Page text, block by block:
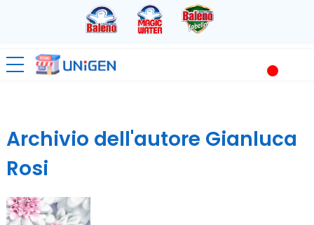
Archivio dell'autore Gianluca
Rosi